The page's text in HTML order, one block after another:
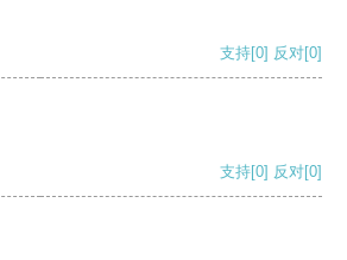
支持[0] 反对[0]
支持[0] 反对[0]